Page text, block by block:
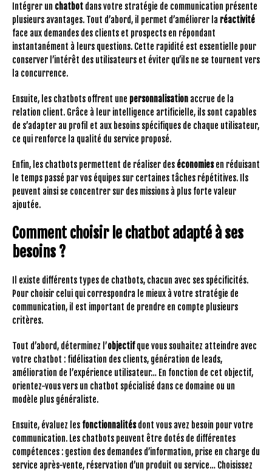
Intégrer un chatbot dans votre stratégie de communication présente
plusieurs avantages. Tout d’abord, il permet d’améliorer la réactivité
face aux demandes des clients et prospects en répondant
instantanément à leurs questions. Cette rapidité est essentielle pour
conserver l’intérêt des utilisateurs et éviter qu’ils ne se tournent vers
la concurrence.
Ensuite, les chatbots offrent une personnalisation accrue de la
relation client. Grâce à leur intelligence artificielle, ils sont capables
de s’adapter au profil et aux besoins spécifiques de chaque utilisateur,
ce qui renforce la qualité du service proposé.
Enfin, les chatbots permettent de réaliser des économiesen réduisant
le temps passé par vos équipes sur certaines tâches répétitives. Ils
peuvent ainsi se concentrer sur des missions à plus forte valeur
ajoutée.
Comment choisir le chatbot adapté à ses
besoins ?
Il existe différents types de chatbots, chacun avec ses spécificités.
Pour choisir celui qui correspondra le mieux à votre stratégie de
communication, il est important de prendre en compte plusieurs
critères.
Tout d’abord, déterminez l’objectifque vous souhaitez atteindre avec
votre chatbot : fidélisation des clients, génération de leads,
amélioration de l’expérience utilisateur… En fonction de cet objectif,
orientez-vous vers un chatbot spécialisé dans ce domaine ou un
modèle plus généraliste.
Ensuite, évaluez les fonctionnalitésdont vous avez besoin pour votre
communication. Les chatbots peuvent être dotés de différentes
compétences : gestion des demandes d’information, prise en charge du
service après-vente, réservation d’un produit ou service… Choisissez